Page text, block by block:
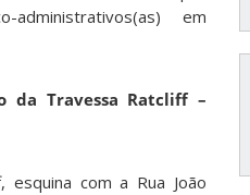
em
da Travessa Ratcliff –
esquina com a Rua João